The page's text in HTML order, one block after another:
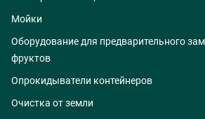
Мойки
Оборудование для предварительного
фруктов
Опрокидыватели контейнеров
Очистка от земли